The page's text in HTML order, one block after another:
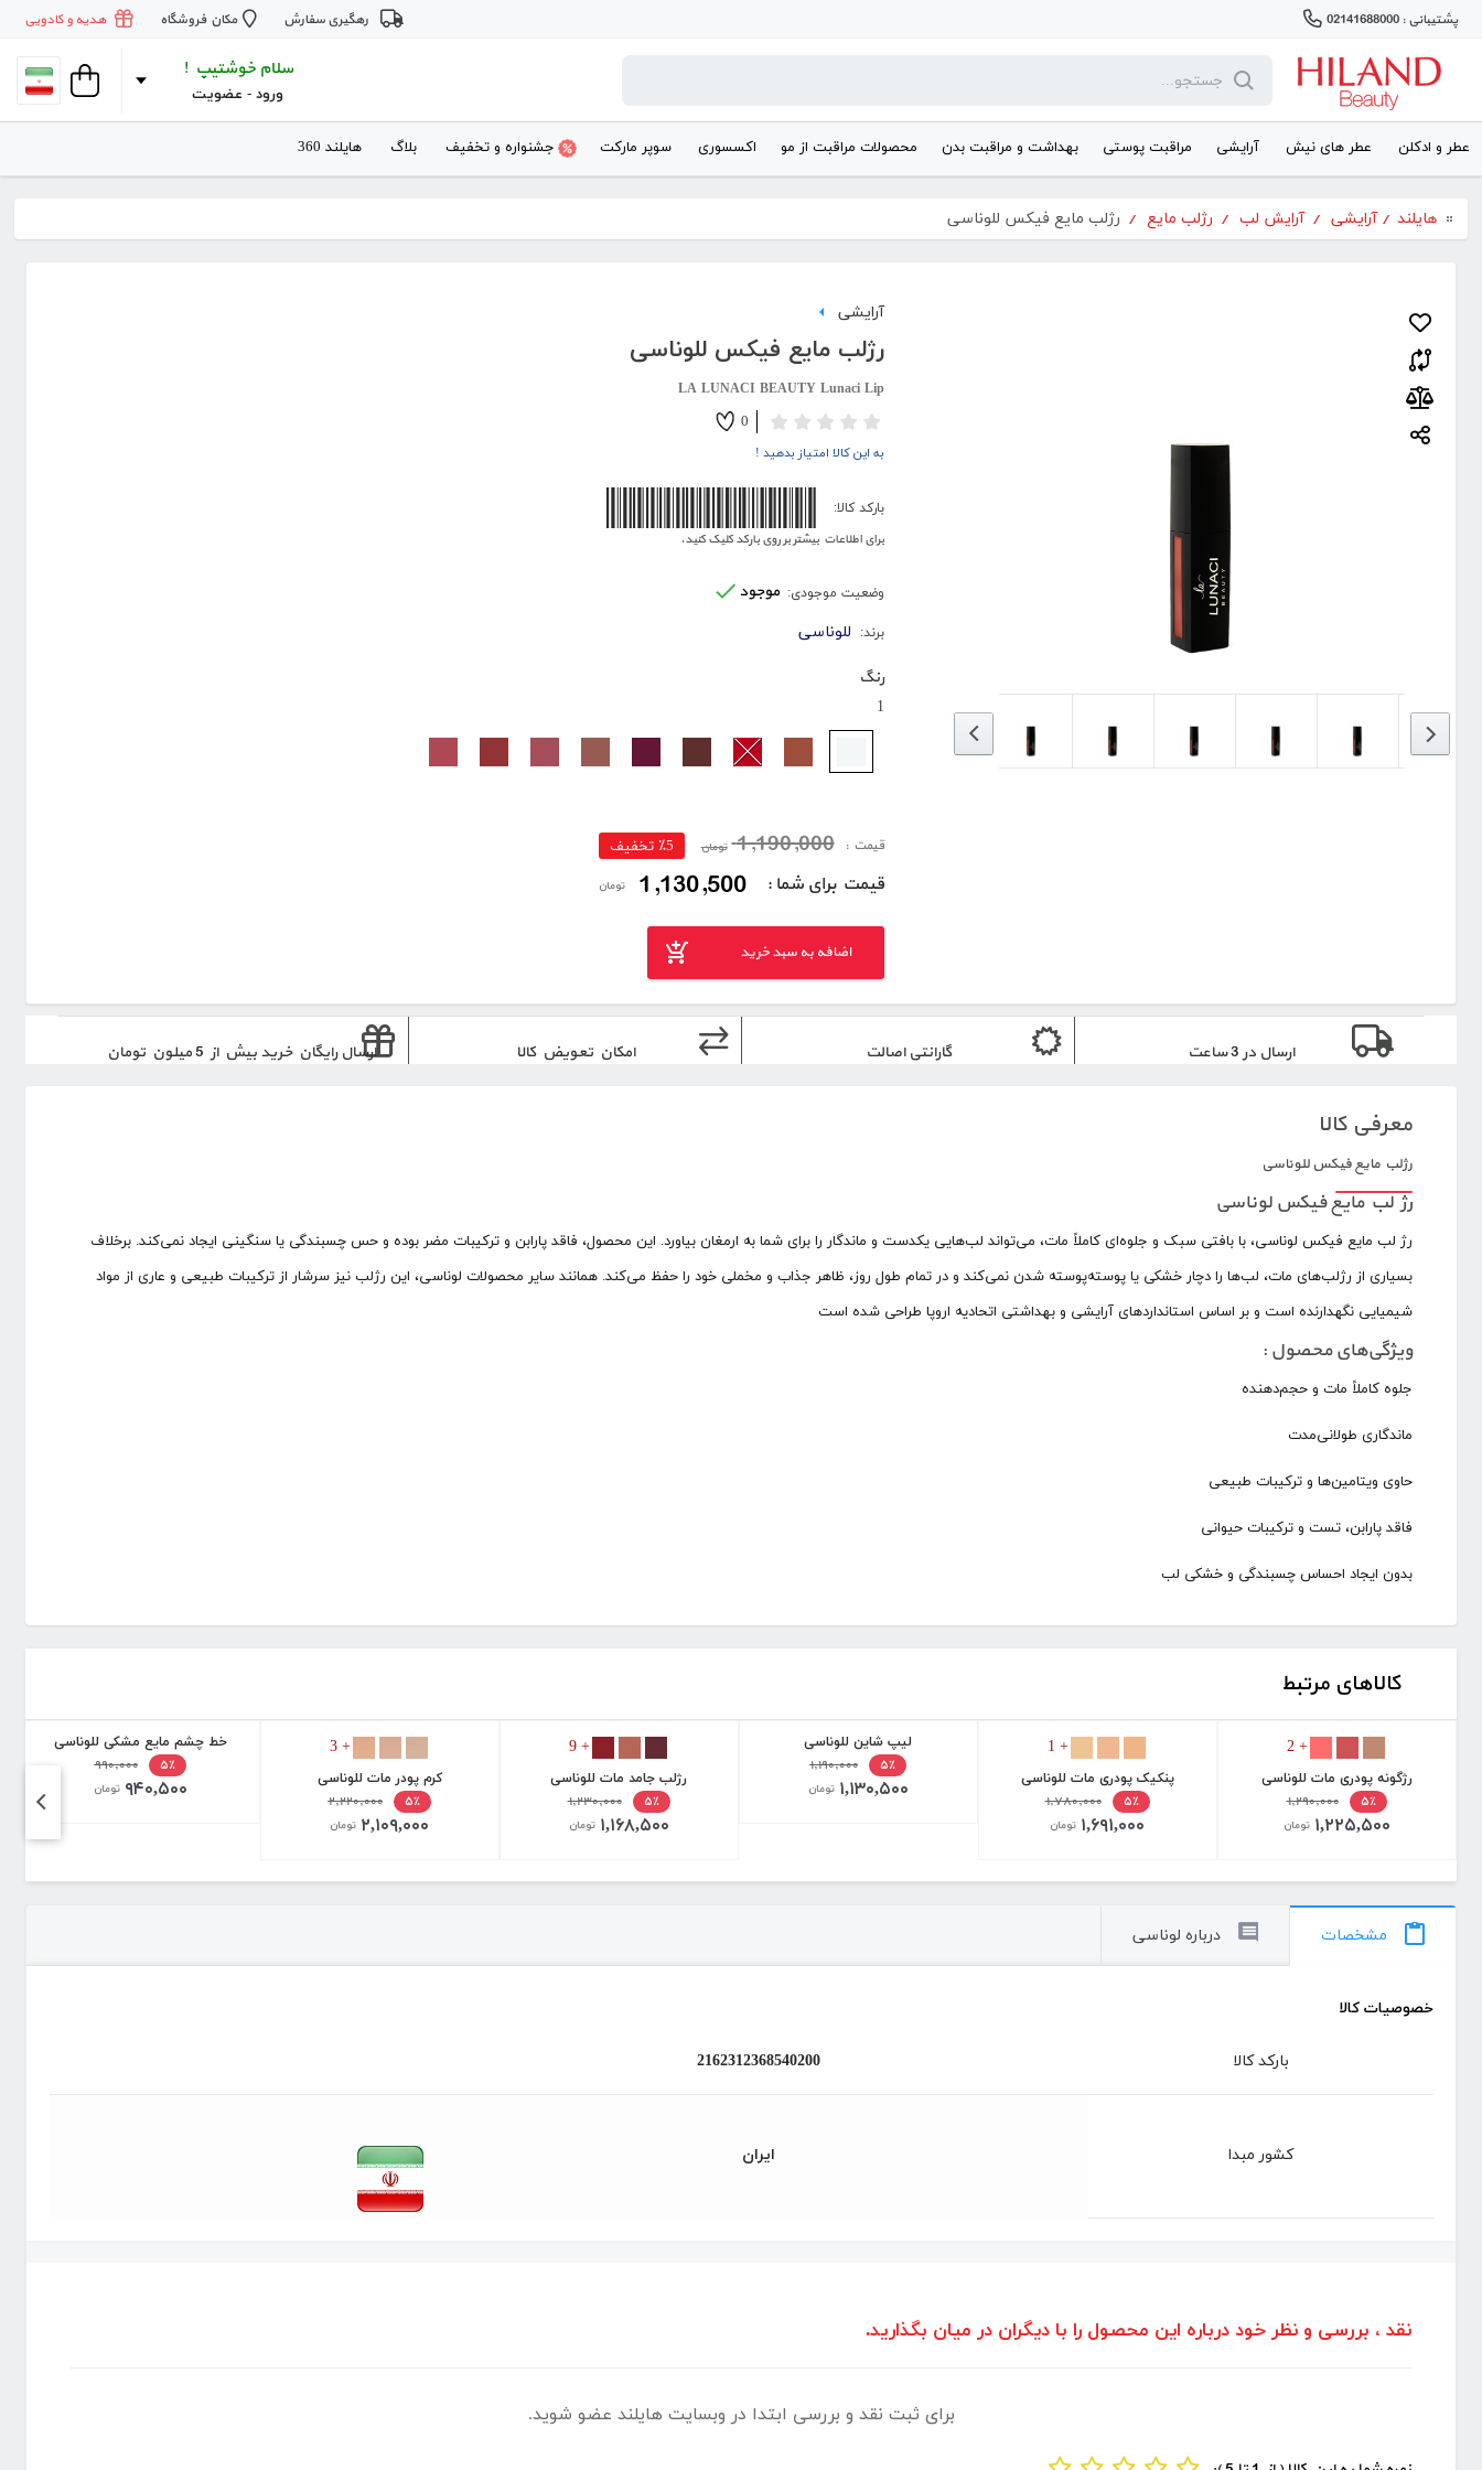
پشتیبانی : 02141688000 رهگیری سفارش مکان فروشگاه هدیه و کادویی
سلام خوشتیپ !
ورود - عضویت
عطر و ادکلن عطر های نیش آرایشی مراقبت پوستی بهداشت و مراقبت بدن محصولات مراقبت از مو اکسسوری سوپر مارکت جشنواره و تخفیف بلاگ هایلند 360
هایلند / آرایشی / آرایش لب / رژلب مایع / رژلب مایع فیکس للوناسی
آرایشی
رژلب مایع فیکس للوناسی
LA LUNACI BEAUTY Lunaci Lip
0
به این کالا امتیاز بدهید !
بارکد کالا:
برای اطلاعات بیشتر بر روی بارکد کلیک کنید.
وضعیت موجودی: موجود
برند: للوناسی
رنگ
1
قیمت : 1,190,000 تومان ٪5 تخفیف
قیمت برای شما : 1,130,500 تومان
اضافه به سبد خرید
ارسال در 3 ساعت گارانتی اصالت امکان تعویض کالا ارسال رایگان خرید بیش از 5 میلون تومان
معرفی کالا
رژلب مایع فیکس للوناسی
رژ لب مایع فیکس لوناسی
رژ لب مایع فیکس لوناسی، با بافتی سبک و جلوه‌ای کاملاً مات، می‌تواند لب‌هایی یکدست و ماندگار را برای شما به ارمغان بیاورد. این محصول، فاقد پارابن و ترکیبات مضر بوده و حس چسبندگی یا سنگینی ایجاد نمی‌کند. برخلاف
بسیاری از رژلب‌های مات، لب‌ها را دچار خشکی یا پوسته‌پوسته شدن نمی‌کند و در تمام طول روز، ظاهر جذاب و مخملی خود را حفظ می‌کند. همانند سایر محصولات لوناسی، این رژلب نیز سرشار از ترکیبات طبیعی و عاری از مواد
شیمیایی نگهدارنده است و بر اساس استانداردهای آرایشی و بهداشتی اتحادیه اروپا طراحی شده است
ویژگی‌های محصول :
جلوه کاملاً مات و حجم‌دهنده
ماندگاری طولانی‌مدت
حاوی ویتامین‌ها و ترکیبات طبیعی
فاقد پارابن، تست و ترکیبات حیوانی
بدون ایجاد احساس چسبندگی و خشکی لب
کالاهای مرتبط
+ 2
رژگونه پودری مات للوناسی
۵٪
۱,۲۹۰,۰۰۰
۱,۲۲۵,۵۰۰ تومان
+ 1
پنکیک پودری مات للوناسی
۵٪
۱,۷۸۰,۰۰۰
۱,۶۹۱,۰۰۰ تومان
لیپ شاین للوناسی
۵٪
۱,۱۹۰,۰۰۰
۱,۱۳۰,۵۰۰ تومان
+ 9
رژلب جامد مات للوناسی
۵٪
۱,۲۳۰,۰۰۰
۱,۱۶۸,۵۰۰ تومان
+ 3
کرم پودر مات للوناسی
۵٪
۲,۲۲۰,۰۰۰
۲,۱۰۹,۰۰۰ تومان
خط چشم مایع مشکی للوناسی
۵٪
۹۹۰,۰۰۰
۹۴۰,۵۰۰ تومان
مشخصات درباره لوناسی
خصوصیات کالا
بارکد کالا 2162312368540200
کشور مبدا ایران
نقد ، بررسی و نظر خود درباره این محصول را با دیگران در میان بگذارید.
برای ثبت نقد و بررسی ابتدا در وبسایت هایلند عضو شوید.